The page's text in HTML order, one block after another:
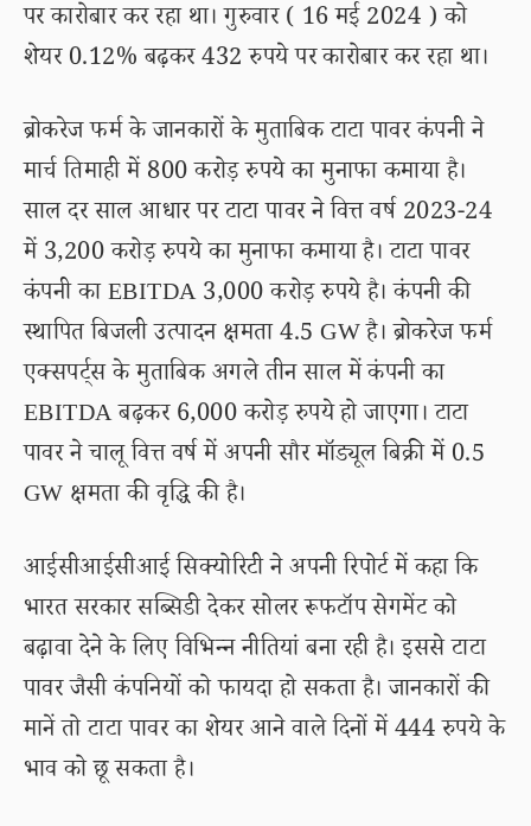
पर कारोबार कर रहा था। गुरुवार ( 16 मई 2024 ) को
शेयर 0.12% बढ़कर 432 रुपये पर कारोबार कर रहा था।
ब्रोकरेज फर्म के जानकारों के मुताबिक टाटा पावर कंपनी ने
मार्च तिमाही में 800 करोड़ रुपये का मुनाफा कमाया है।
साल दर साल आधार पर टाटा पावर ने वित्त वर्ष 2023-24
में 3,200 करोड़ रुपये का मुनाफा कमाया है। टाटा पावर
कंपनी का EBITDA 3,000 करोड़ रुपये है। कंपनी की
स्थापित बिजली उत्पादन क्षमता 4.5 GW है। ब्रोकरेज फर्म
एक्सपर्ट्स के मुताबिक अगले तीन साल में कंपनी का
EBITDA बढ़कर 6,000 करोड़ रुपये हो जाएगा। टाटा
पावर ने चालू वित्त वर्ष में अपनी सौर मॉड्यूल बिक्री में 0.5
GW क्षमता की वृद्धि की है।
आईसीआईसीआई सिक्योरिटी ने अपनी रिपोर्ट में कहा कि
भारत सरकार सब्सिडी देकर सोलर रूफटॉप सेगमेंट को
बढ़ावा देने के लिए विभिन्न नीतियां बना रही है। इससे टाटा
पावर जैसी कंपनियों को फायदा हो सकता है। जानकारों की
मानें तो टाटा पावर का शेयर आने वाले दिनों में 444 रुपये के
भाव को छू सकता है।